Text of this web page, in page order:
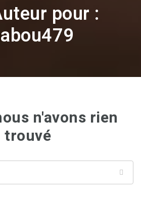
pour :
n'avons rien
trouvé